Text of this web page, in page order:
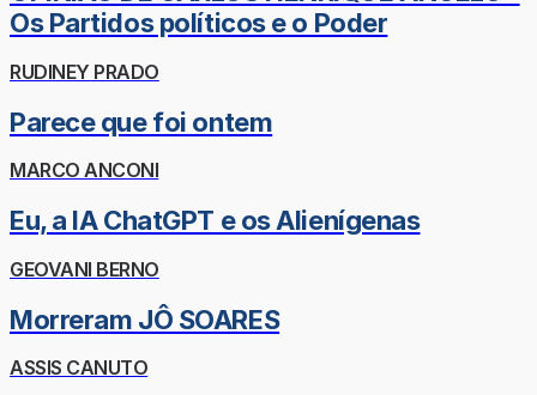
Os Partidos políticos e o Poder
RUDINEY PRADO
Parece que foi ontem
MARCO ANCONI
Eu, a IA ChatGPT e os Alienígenas
GEOVANI BERNO
Morreram JÔ SOARES
ASSIS CANUTO